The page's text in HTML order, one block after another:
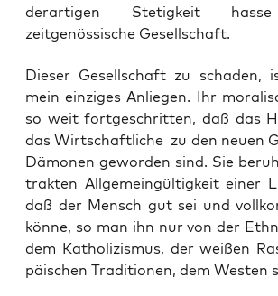
derartigen Stetigkeit
zeitgenössische Gesellschaft.
Die­ser Gesell­schaft zu scha­den,
mein ein­zi­ges Anlie­gen. Ihr
so weit fort­ge­schrit­ten, daß das
das Wirt­schaft­li­che zu den neu­en
Dämo­nen gewor­den sind. Sie
trak­ten All­ge­mein­gül­tig­keit einer
daß der Mensch gut sei und
kön­ne, so man ihn nur von der
dem Katho­li­zis­mus, der wei­ßen
päi­schen Tra­di­tio­nen, dem Wes­ten